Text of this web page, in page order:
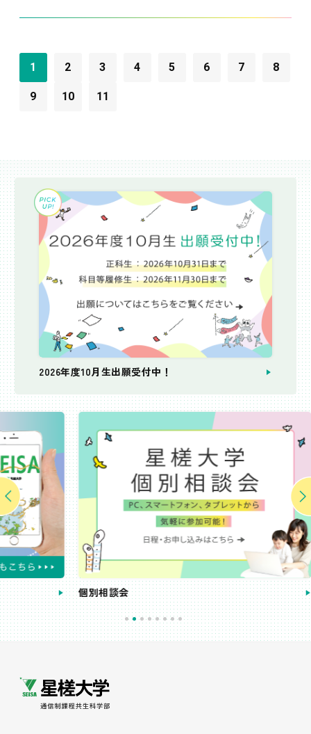
1 2 3 4 5 6 7 8
9 10 11
2026年度10月生出願受付中！
個別相談会 受講